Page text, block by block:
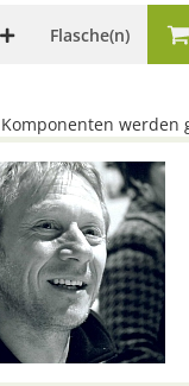
Flasche(n)
Komponenten werden